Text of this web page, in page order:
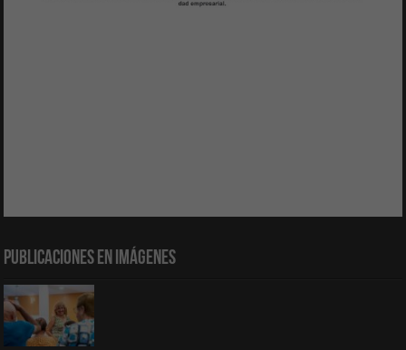
Publicaciones en Imágenes